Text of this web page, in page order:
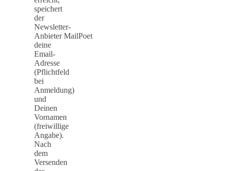
speichert
der
Newsletter-
Anbieter MailPoet
deine
Email-
Adresse
(Pflichtfeld
bei
Anmeldung)
und
Deinen
Vornamen
(freiwillige
Angabe).
Nach
dem
Versenden